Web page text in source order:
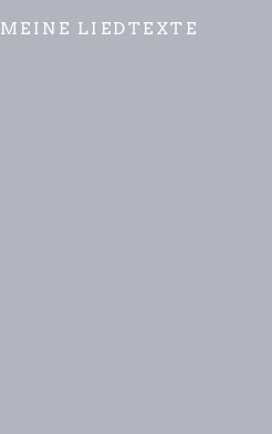
MEINE LIEDTEXTE